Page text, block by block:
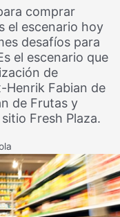
comprar
el escenario hoy
desafíos para
el escenario que
de
Henrik Fabian de
de Frutas y
Fresh Plaza.